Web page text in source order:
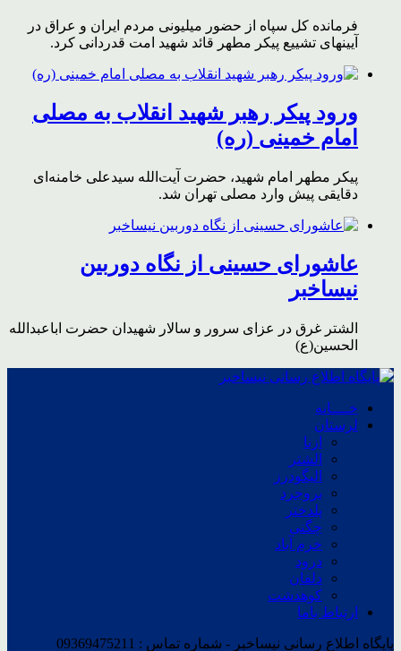
فرمانده کل سپاه از حضور میلیونی مردم ایران و عراق در
آیینهای تشییع پیکر مطهر قائد شهید امت قدردانی کرد.
ورود پیکر رهبر شهید انقلاب به مصلی
امام خمینی (ره)
پیکر مطهر امام شهید،‌ حضرت آیت‌الله سیدعلی خامنه‌ای
دقایقی پیش وارد مصلی تهران شد.
عاشورای حسینی از نگاه دوربین
نیساخبر
الشتر غرق در عزای سرور و سالار شهیدان حضرت اباعبدالله
الحسین(ع)
خــــانه
لرستان
ازنا
الشتر
الیگودرز
بروجرد
پلدختر
چگنی
خرم آباد
درود
دلفان
کوهدشت
ارتباط باما
پایگاه اطلاع رسانی نیساخبر - شماره تماس : 09369475211